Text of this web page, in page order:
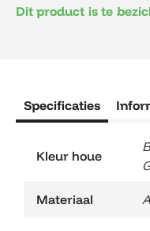
Dit product is te
Specificaties
Kleur houe
Materiaal